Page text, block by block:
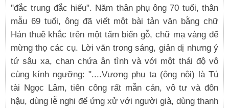
"đắc trung đắc hiếu". Năm thân phụ ông 70 tuổi, thân
mẫu 69 tuổi, ông đã viết một bài tản văn bằng chữ
Hán thuê khắc trên một tấm biển gỗ, chữ mạ vàng để
mừng thọ các cụ. Lời văn trong sáng, giản dị nhưng ý
tứ sâu xa, chan chứa ân tình và với một thái độ vô
cùng kính ngưỡng: "....Vương phụ ta (ông nội) là Tú
tài Ngọc Lâm, tiên công rất mẫn cán, vô tư và đôn
hậu, dùng lễ nghi để ứng xử với người già, dùng thanh